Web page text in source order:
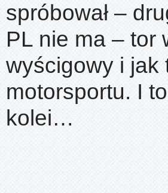
spróbował –
PL nie ma – tor
wyścigowy i jak
motorsportu. I
kolei…